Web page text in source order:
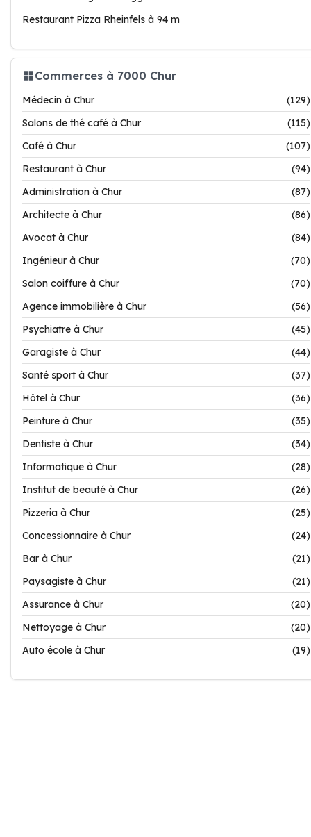
Restaurant Pizza Rheinfels à 94 m
Commerces à 7000 Chur
Médecin à Chur
(129)
Salons de thé café à Chur
(115)
Café à Chur
(107)
Restaurant à Chur
(94)
Administration à Chur
(87)
Architecte à Chur
(86)
Avocat à Chur
(84)
Ingénieur à Chur
(70)
Salon coiffure à Chur
(70)
Agence immobilière à Chur
(56)
Psychiatre à Chur
(45)
Garagiste à Chur
(44)
Santé sport à Chur
(37)
Hôtel à Chur
(36)
Peinture à Chur
(35)
Dentiste à Chur
(34)
Informatique à Chur
(28)
Institut de beauté à Chur
(26)
Pizzeria à Chur
(25)
Concessionnaire à Chur
(24)
Bar à Chur
(21)
Paysagiste à Chur
(21)
Assurance à Chur
(20)
Nettoyage à Chur
(20)
Auto école à Chur
(19)